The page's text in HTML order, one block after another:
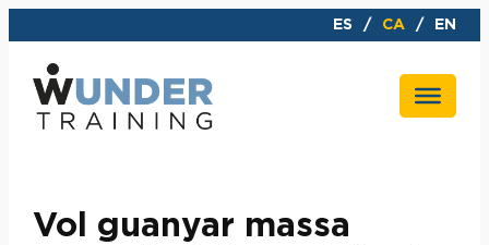
al
contingut
ES CA EN
Vol guanyar massa